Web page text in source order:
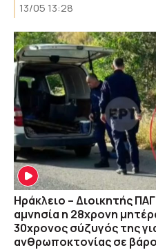
13/05 13:28
Ηράκλειο – Διοικητής
αμνησία η 28χρονη
30χρονος σύζυγός της
ανθρωποκτονίας σε